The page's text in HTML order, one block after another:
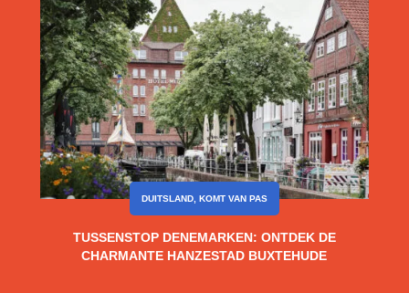
TUSSENSTOP DENEMARKEN: ONTDEK DE
CHARMANTE HANZESTAD BUXTEHUDE
DUITSLAND, KOMT VAN PAS